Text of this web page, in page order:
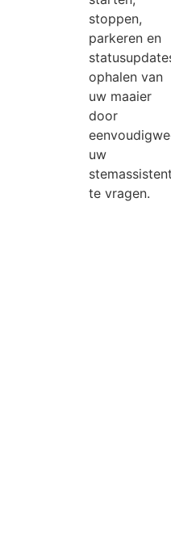
stoppen,
parkeren en
ophalen van
uw maaier
door
uw
te vragen.